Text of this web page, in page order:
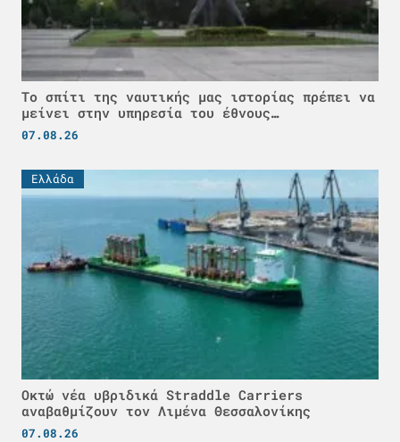
Το σπίτι της ναυτικής μας ιστορίας πρέπει να
μείνει στην υπηρεσία του έθνους…
07.08.26
Ελλάδα
Οκτώ νέα υβριδικά Straddle Carriers
αναβαθμίζουν τον Λιμένα Θεσσαλονίκης
07.08.26